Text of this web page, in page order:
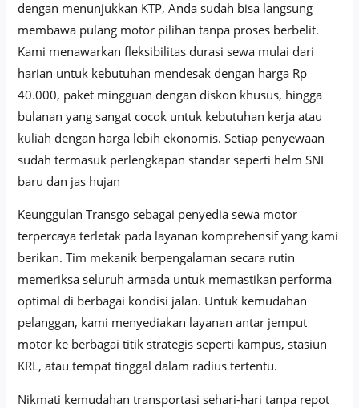
dengan menunjukkan KTP, Anda sudah bisa langsung
membawa pulang motor pilihan tanpa proses berbelit.
Kami menawarkan fleksibilitas durasi sewa mulai dari
harian untuk kebutuhan mendesak dengan harga Rp
40.000, paket mingguan dengan diskon khusus, hingga
bulanan yang sangat cocok untuk kebutuhan kerja atau
kuliah dengan harga lebih ekonomis. Setiap penyewaan
sudah termasuk perlengkapan standar seperti helm SNI
baru dan jas hujan
Keunggulan Transgo sebagai penyedia sewa motor
terpercaya terletak pada layanan komprehensif yang kami
berikan. Tim mekanik berpengalaman secara rutin
memeriksa seluruh armada untuk memastikan performa
optimal di berbagai kondisi jalan. Untuk kemudahan
pelanggan, kami menyediakan layanan antar jemput
motor ke berbagai titik strategis seperti kampus, stasiun
KRL, atau tempat tinggal dalam radius tertentu.
Nikmati kemudahan transportasi sehari-hari tanpa repot